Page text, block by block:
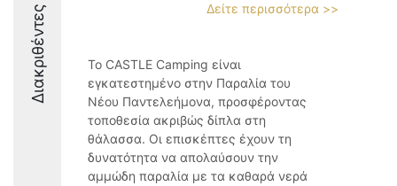
Διακριθέντες Δείτε περισσότερα >>
Το CASTLE Camping είναι
εγκατεστημένο στην Παραλία του
Νέου Παντελεήμονα, προσφέροντας
τοποθεσία ακριβώς δίπλα στη
θάλασσα. Οι επισκέπτες έχουν τη
δυνατότητα να απολαύσουν την
αμμώδη παραλία με τα καθαρά νερά